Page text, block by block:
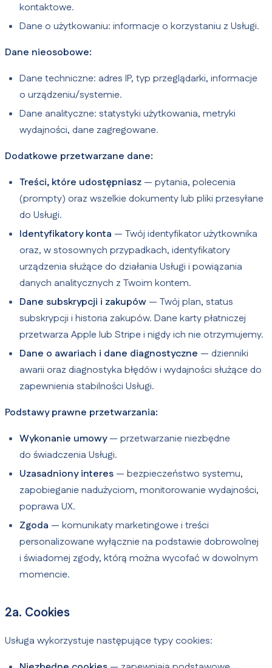
kontaktowe.
Dane o użytkowaniu: informacje o korzystaniu z Usługi.
Dane nieosobowe:
Dane techniczne: adres IP, typ przeglądarki, informacje
o urządzeniu/systemie.
Dane analityczne: statystyki użytkowania, metryki
wydajności, dane zagregowane.
Dodatkowe przetwarzane dane:
Treści, które udostępniasz — pytania, polecenia
(prompty) oraz wszelkie dokumenty lub pliki przesyłane
do Usługi.
Identyfikatory konta — Twój identyfikator użytkownika
oraz, w stosownych przypadkach, identyfikatory
urządzenia służące do działania Usługi i powiązania
danych analitycznych z Twoim kontem.
Dane subskrypcji i zakupów — Twój plan, status
subskrypcji i historia zakupów. Dane karty płatniczej
przetwarza Apple lub Stripe i nigdy ich nie otrzymujemy.
Dane o awariach i dane diagnostyczne — dzienniki
awarii oraz diagnostyka błędów i wydajności służące do
zapewnienia stabilności Usługi.
Podstawy prawne przetwarzania:
Wykonanie umowy— przetwarzanie niezbędne
do świadczenia Usługi.
Uzasadniony interes — bezpieczeństwo systemu,
zapobieganie nadużyciom, monitorowanie wydajności,
poprawa UX.
Zgoda — komunikaty marketingowe i treści
personalizowane wyłącznie na podstawie dobrowolnej
i świadomej zgody, którą można wycofać w dowolnym
momencie.
2a. Cookies
Usługa wykorzystuje następujące typy cookies: